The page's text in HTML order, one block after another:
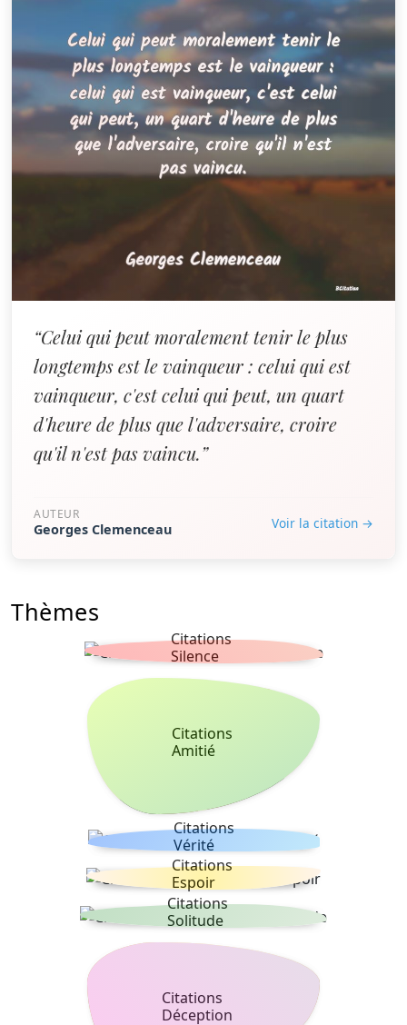
“Celui qui peut moralement tenir le plus
longtemps est le vainqueur : celui qui est
vainqueur, c'est celui qui peut, un quart
d'heure de plus que l'adversaire, croire
qu'il n'est pas vaincu.”
AUTEUR
Georges Clemenceau Voir la citation →
Thèmes
Citations
Silence
Citations
Amitié
Citations
Vérité
Citations
Espoir
Citations
Solitude
Citations
Déception